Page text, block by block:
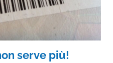
serve più!